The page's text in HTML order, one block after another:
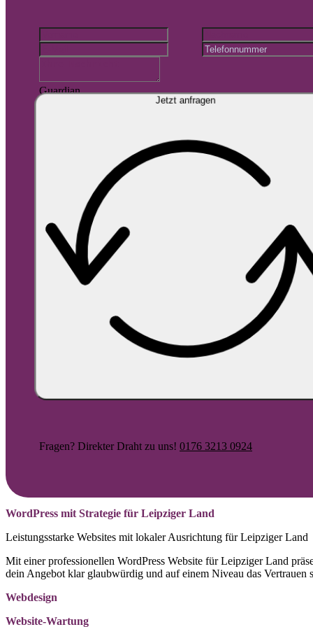
WordPress mit Strategie für Leipziger Land
Leistungsstarke Websites mit lokaler Ausrichtung für Leipziger Land
Mit einer professionellen WordPress Website für Leipziger Land
dein Angebot klar glaubwürdig und auf einem Niveau das Vertrauen
Webdesign
Website-Wartung
Guardian
Jetzt anfragen
Fragen? Direkter Draht zu uns! 0176 3213 0924